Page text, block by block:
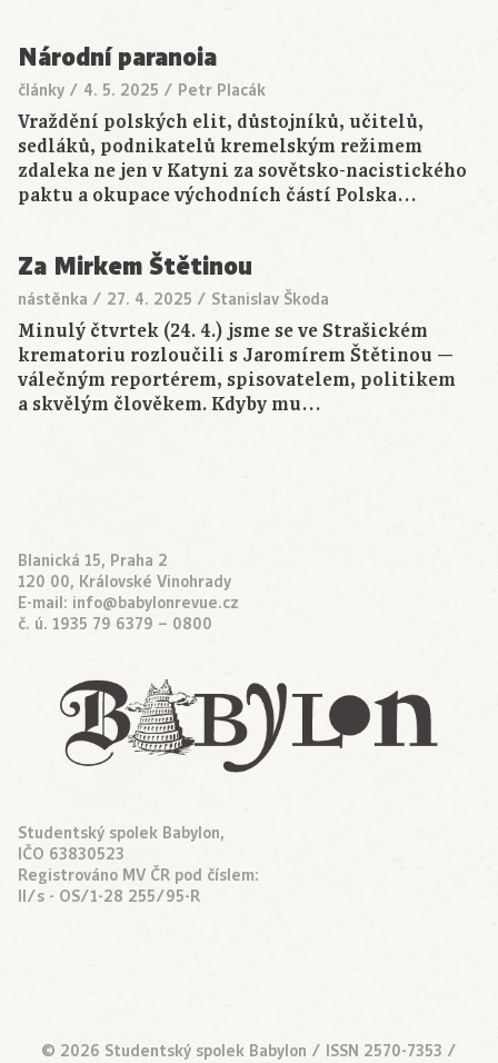
Národní paranoia
články / 4. 5. 2025 / Petr Placák
Vraždění polských elit, důstojníků, učitelů,
sedláků, podnikatelů kremelským režimem
zdaleka ne jen v Katyni za sovětsko-nacistického
paktu a okupace východních částí Polska…
Za Mirkem Štětinou
nástěnka / 27. 4. 2025 / Stanislav Škoda
Minulý čtvrtek (24. 4.) jsme se ve Strašickém
krematoriu rozloučili s Jaromírem Štětinou —
válečným reportérem, spisovatelem, politikem
a skvělým člověkem. Kdyby mu…
Blanická 15, Praha 2
120 00, Královské Vinohrady
E-mail: info@babylonrevue.cz
č. ú. 1935 79 6379 – 0800
Studentský spolek Babylon,
IČO 63830523
Registrováno MV ČR pod číslem:
II/s - OS/1-28 255/95-R
© 2026 Studentský spolek Babylon / ISSN 2570-7353 /